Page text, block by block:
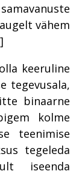
vähem
keeruline
tegevusala,
binaarne
kolme
teenimise
tegeleda
iseenda